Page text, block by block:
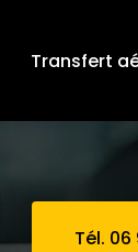
Transfert
Tél. 06